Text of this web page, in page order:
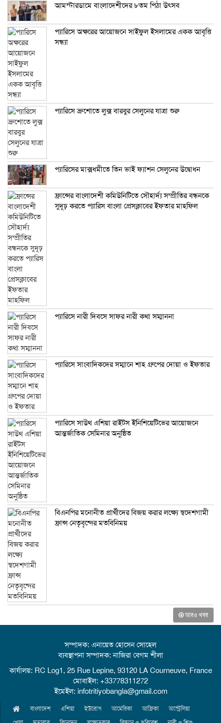
আমস্টারডামে বাংলাদেশীদের ৮তম পিঠা উৎসব
প্যারিসে অক্ষরের আয়োজনে সাইফুল ইসলামের একক আবৃত্তি
সন্ধ্যা
প্যারিসে ব্রুশোতে লুক্স বারবুর সেলুনের যাত্রা শুরু
প্যারিসের মাক্সধমীতে তিন ভাই ফ্যাশন সেলুনের উদ্বোধন
ফ্রান্সের বাংলাদেশী কমিউনিটিতে সৌহার্দ্য সম্প্রীতির বন্ধনকে
সুদূঢ় করতে প্যারিস বাংলা প্রেসক্লাবের ইফতার মাহফিল
প্যারিসে নারী দিবসে সাফর নারী কথা সম্মাননা
প্যারিসে সাংবাদিকদের সম্মানে শাহ গ্রুপের দোয়া ও ইফতার
প্যারিসে সাউথ এশিয়া রাইটস ইনিশিয়েটিভের আয়োজনে
আন্তর্জাতিক সেমিনার অনুষ্ঠিত
বিএনপির মনোনীত প্রার্থীদের বিজয় করার লক্ষ্যে স্বদেশগামী
ফ্রান্স নেতৃবৃন্দের মতবিনিময়
আরও খবর
সম্পাদক: এনায়েত হোসেন সোহেল
ব্যবস্থাপনা সম্পাদক: নাজিরা বেগম শীলা
কার্যালয়: RC Log1, 25 Rue Lepine, 93120 LA Courneuve, France
মোবাইল: +33778311272
ইমেইল: infotritiyobangla@gmail.com
বাংলাদেশ এশিয়া ইউরোপ আমেরিকা আফ্রিকা
অস্ট্রেলিয়া